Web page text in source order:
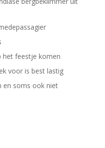
het feestje komen
voor is best lastig
en soms ook niet